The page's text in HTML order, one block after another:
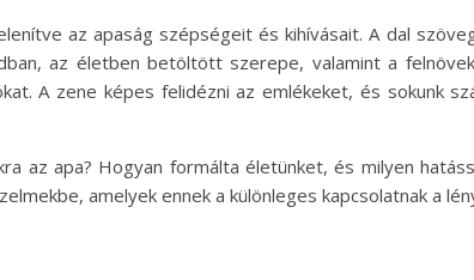
az apaság szépségeit és kihívásait. A dal
az életben betöltött szerepe, valamint a
A zene képes felidézni az emlékeket, és sokunk
az apa? Hogyan formálta életünket, és milyen
amelyek ennek a különleges kapcsolatnak a